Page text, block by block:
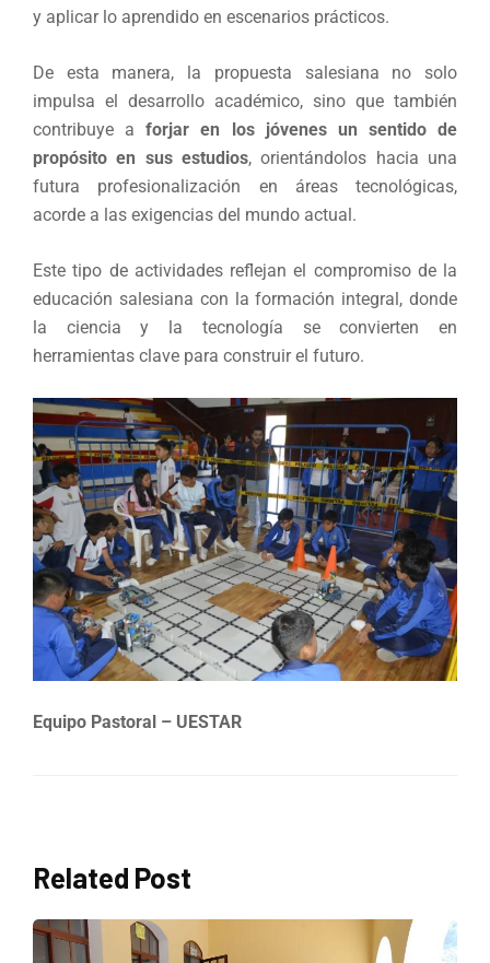
y aplicar lo aprendido en escenarios prácticos.
De esta manera, la propuesta salesiana no solo
impulsa el desarrollo académico, sino que también
contribuye aforjar en los jóvenes un sentido de
propósito en sus estudios, orientándolos hacia una
futura profesionalización en áreas tecnológicas,
acorde a las exigencias del mundo actual.
Este tipo de actividades reflejan el compromiso de la
educación salesiana con la formación integral, donde
la ciencia y la tecnología se convierten en
herramientas clave para construir el futuro.
Equipo Pastoral – UESTAR
Related Post